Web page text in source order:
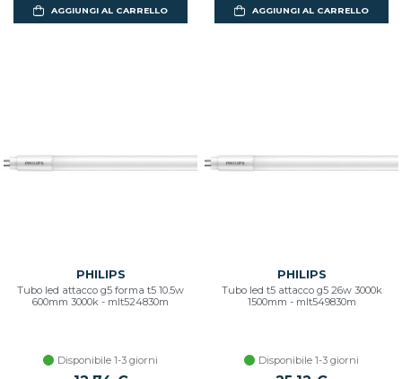
AGGIUNGI AL CARRELLO AGGIUNGI AL CARRELLO
PHILIPS
Tubo led attacco g5 forma t5 10.5w
600mm 3000k - mlt524830m
Disponibile 1-3 giorni
PHILIPS
Tubo led t5 attacco g5 26w 3000k
1500mm - mlt549830m
Disponibile 1-3 giorni